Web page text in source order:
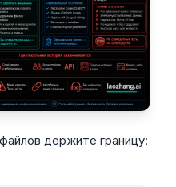
держите границу: